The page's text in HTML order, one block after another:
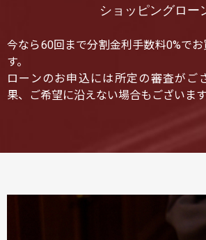
ショッピングロー
今なら60回まで分割金利手数料0%で
す。
ローンのお申込には所定の審査がご
果、ご希望に沿えない場合もございます